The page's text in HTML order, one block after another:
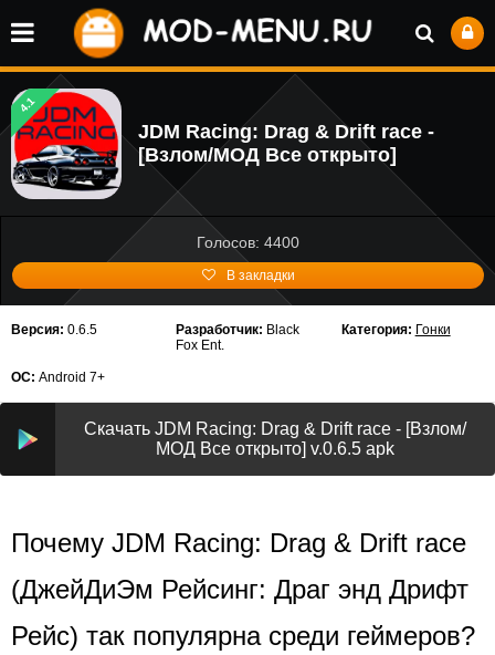
4.1
JDM Racing: Drag & Drift race -
[Взлом/МОД Все открыто]
Голосов: 4400
В закладки
Версия: 0.6.5 Разработчик: Black
Fox Ent.
Категория: Гонки
ОС: Android 7+
Скачать JDM Racing: Drag & Drift race - [Взлом/
МОД Все открыто] v.0.6.5 apk
Почему JDM Racing: Drag & Drift race
(ДжейДиЭм Рейсинг: Драг энд Дрифт
Рейс) так популярна среди геймеров?